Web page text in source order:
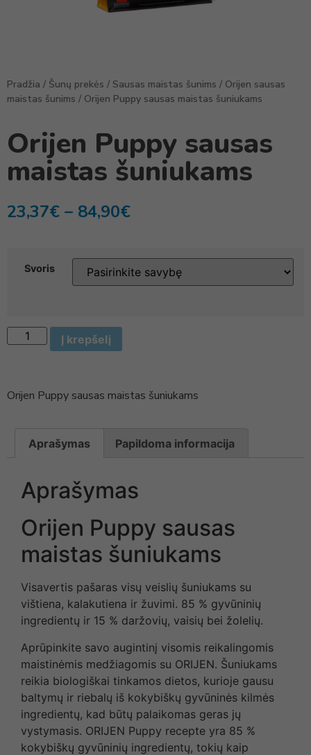
Pradžia / Šunų prekės / Sausas maistas šunims / Orijen sausas
maistas šunims / Orijen Puppy sausas maistas šuniukams
Orijen Puppy sausas
maistas šuniukams
23,37€ – 84,90€
Svoris
Į krepšelį
Orijen Puppy sausas maistas šuniukams
Aprašymas Papildoma informacija
Aprašymas
Orijen Puppy sausas
maistas šuniukams
Visavertis pašaras visų veislių šuniukams su
vištiena, kalakutiena ir žuvimi. 85 % gyvūninių
ingredientų ir 15 % daržovių, vaisių bei žolelių.
Aprūpinkite savo augintinį visomis reikalingomis
maistinėmis medžiagomis su ORIJEN. Šuniukams
reikia biologiškai tinkamos dietos, kurioje gausu
baltymų ir riebalų iš kokybiškų gyvūninės kilmės
ingredientų, kad būtų palaikomas geras jų
vystymasis. ORIJEN Puppy recepte yra 85 %
kokybiškų gyvūninių ingredientų, tokių kaip